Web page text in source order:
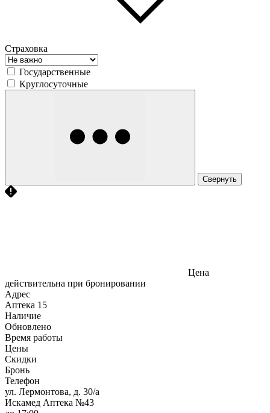
Страховка
Государственные
Круглосуточные
Свернуть
Цена
действительна при бронировании
Адрес
Аптека 15
Наличие
Обновлено
Время работы
Цены
Скидки
Бронь
Телефон
ул. Лермонтова, д. 30/а
Искамед Аптека №43